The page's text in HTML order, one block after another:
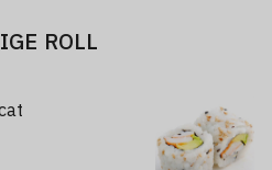
ROLL